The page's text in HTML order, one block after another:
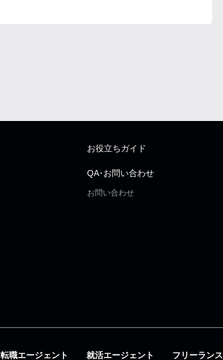
お役立ちガイド
QA･お問い合わせ
お問い合わせ
転職エージェント 就活エージェント フリーランス